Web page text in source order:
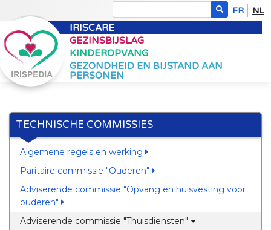
FR NL
IRISCARE
GEZINSBIJSLAG
KINDEROPVANG
GEZONDHEID EN BIJSTAND AAN
PERSONEN
TECHNISCHE COMMISSIES
Algemene regels en werking
Paritaire commissie "Ouderen"
Adviserende commissie "Opvang en huisvesting voor
ouderen"
Adviserende commissie "Thuisdiensten"